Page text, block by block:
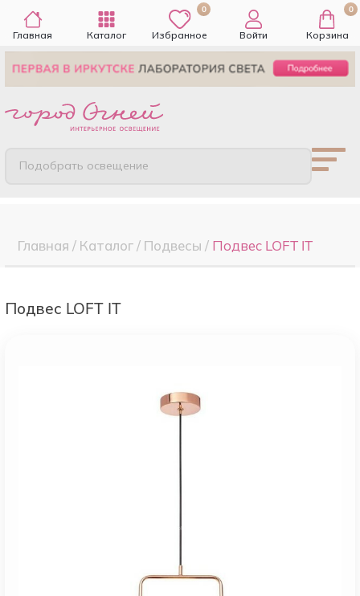
Главная Каталог
0
Избранное Войти
0
Корзина
Подобрать освещение
Главная / Каталог/ Подвесы / Подвес LOFT IT
Подвес LOFT IT